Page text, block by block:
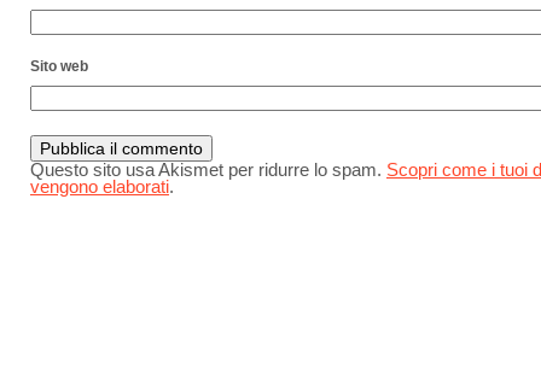
Sito web
Questo sito usa Akismet per ridurre lo spam. Scopri come i tuoi
vengono elaborati.